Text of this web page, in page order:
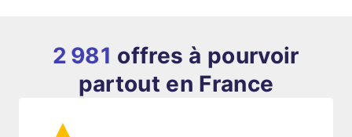
2 981 offres à pourvoir
partout en France